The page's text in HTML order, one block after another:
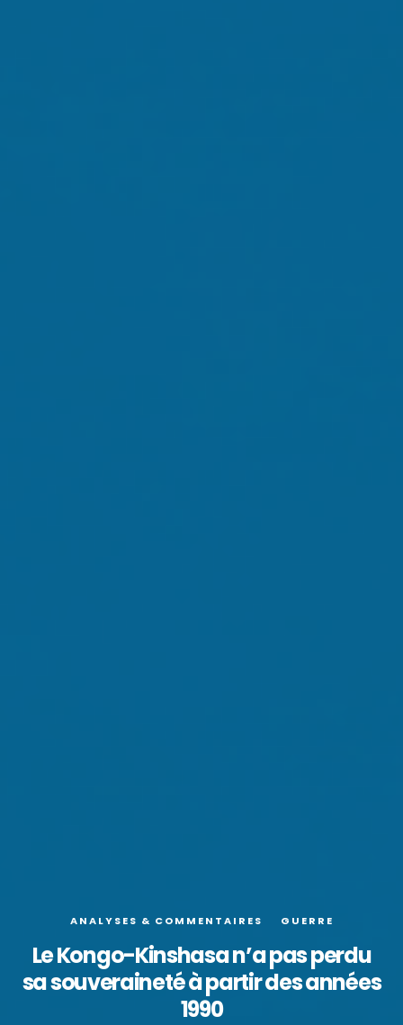
ANALYSES & COMMENTAIRES GUERRE
Le Kongo-Kinshasa n’a pas perdu
sa souveraineté à partir des années
1990